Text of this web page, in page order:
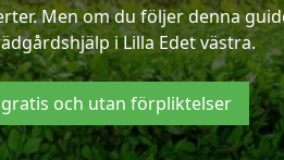
Men om du följer denna
i Lilla Edet västra.
och utan förpliktelser